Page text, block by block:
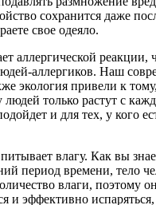
сохранится даже
свое одеяло.
аллергической реакции,
аллергиков. Наш
экология привели к
людей только растут с
и для тех, у кого
влагу. Как вы
период времени, тело
влаги, поэтому
и эффективно испаряться,